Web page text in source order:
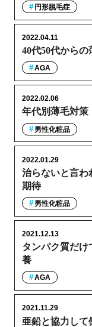
円形脱毛症
40代50代から
2022.04.11
AGA
年代別薄毛対策
2022.02.06
男性化粧品
治らないと言わ
期待
2022.01.29
男性化粧品
タンパク質だけ
養
2021.12.13
AGA
亜鉛と協力して
2021.11.29